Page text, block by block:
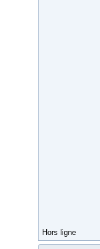
Hors ligne